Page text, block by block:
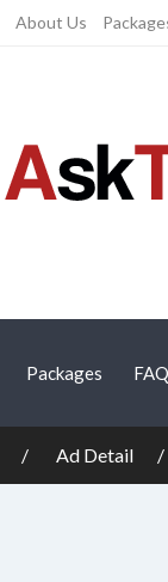
About Us
Packages
Ad Detail